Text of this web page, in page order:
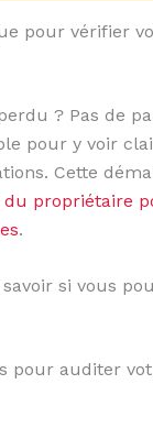
pour vérifier
? Pas de
pour y voir
Cette
propriétaire
.
si vous
pour auditer